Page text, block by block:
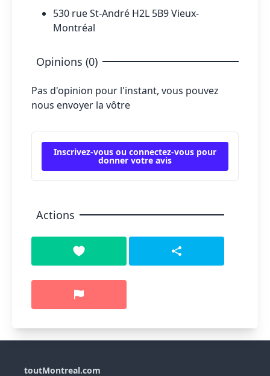
530 rue St-André H2L 5B9 Vieux-
Montréal
Opinions (0)
Pas d'opinion pour l'instant, vous pouvez
nous envoyer la vôtre
Inscrivez-vous ou connectez-vous pour
donner votre avis
Actions
toutMontreal.com